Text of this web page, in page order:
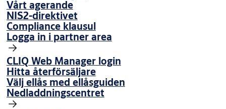
Vårt agerande
NIS2-direktivet
Compliance klausul
Logga in i partner area
CLIQ Web Manager login
Hitta återförsäljare
Välj ellås med ellåsguiden
Nedladdningscentret